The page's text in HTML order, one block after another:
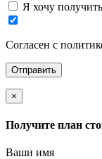
Я хочу
Согласен с
×
Получите план
Ваши имя